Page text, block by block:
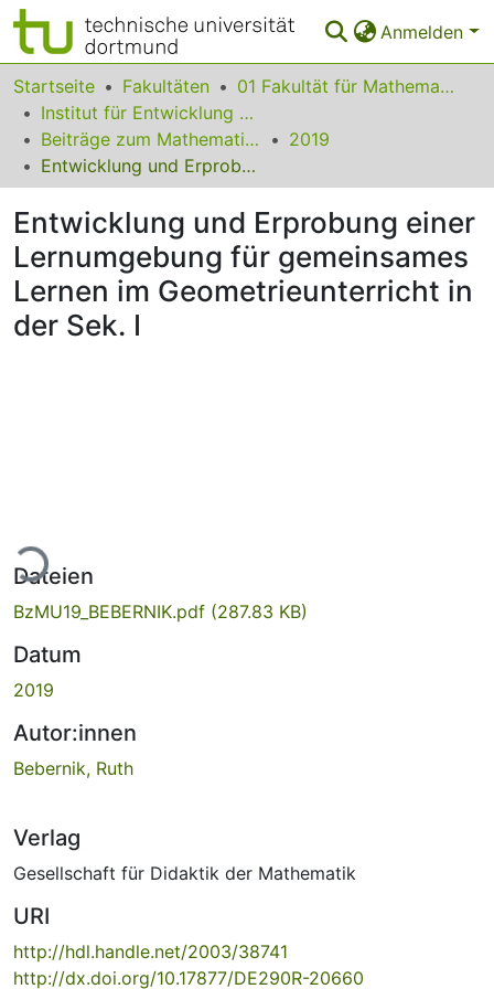
Anmelden
Bereiche & Sammlungen
Das gesamte Repositorium
Statistiken
FAQ
Leitlinien
Zurück zur Startseite
Startseite Fakultäten
01 Fakultät für Mathematik
Institut für Entwicklung und Erforschung des Mathematikunterrichts
Beiträge zum Mathematikunterricht
2019
Entwicklung und Erprobung einer Lernumgebung für gemeinsames Lernen im Geometrieunterricht in der Sek. I
Entwicklung und Erprobung einer
Lernumgebung für gemeinsames
Lernen im Geometrieunterricht in
der Sek. I
Dateien
BzMU19_BEBERNIK.pdf (287.83 KB)
Datum
2019
Autor:innen
Bebernik, Ruth
Verlag
Gesellschaft für Didaktik der Mathematik
URI
http://hdl.handle.net/2003/38741
http://dx.doi.org/10.17877/DE290R-20660